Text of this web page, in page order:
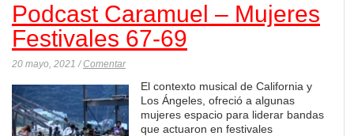
Podcast Caramuel – Mujeres
Festivales 67-69
20 mayo, 2021 /Comentar
El contexto musical de California y
Los Ángeles, ofreció a algunas
mujeres espacio para liderar bandas
que actuaron en festivales